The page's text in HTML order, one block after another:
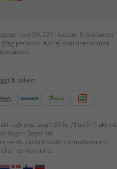
kod SALE20 i kassan. Erbjudandet
per kund. Kan ej kombineras med
& säkert
och exp.-avgift 69 kr. Alltid fri frakt vid
dagars ångerrätt.
swish. Leveranssätt: normalleverans,
hemleverans.